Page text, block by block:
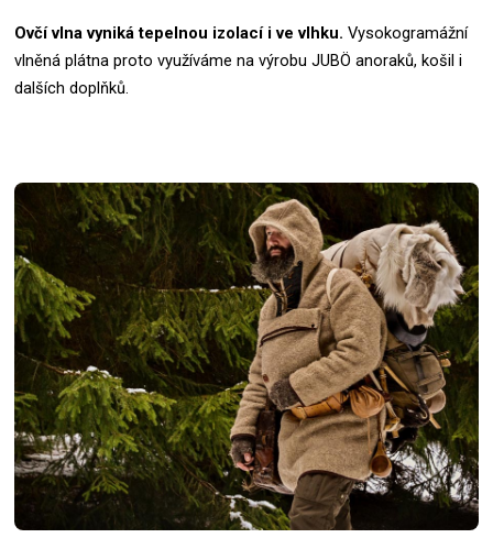
Ovčí vlna vyniká tepelnou izolací i ve vlhku. Vysokogramážní
vlněná plátna proto využíváme na výrobu JUBÖ anoraků, košil i
dalších doplňků.